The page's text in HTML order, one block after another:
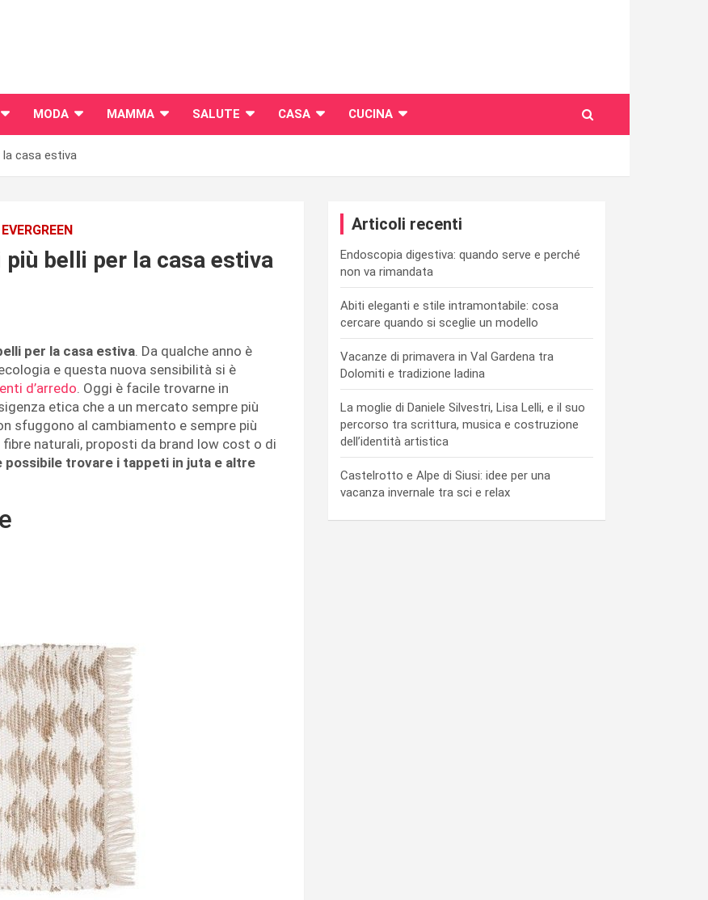
MODA MAMMA SALUTE CASA CUCINA
la casa estiva
EVERGREEN
belli per la casa estiva
per la casa estiva. Da qualche anno è
e questa nuova sensibilità si è
d’arredo. Oggi è facile trovarne in
etica che a un mercato sempre più
sfuggono al cambiamento e sempre più
naturali, proposti da brand low cost o di
possibile trovare i tappeti in juta e altre
Articoli recenti
Endoscopia digestiva: quando serve e perché
non va rimandata
Abiti eleganti e stile intramontabile: cosa
cercare quando si sceglie un modello
Vacanze di primavera in Val Gardena tra
Dolomiti e tradizione ladina
La moglie di Daniele Silvestri, Lisa Lelli, e il suo
percorso tra scrittura, musica e costruzione
dell’identità artistica
Castelrotto e Alpe di Siusi: idee per una
vacanza invernale tra sci e relax